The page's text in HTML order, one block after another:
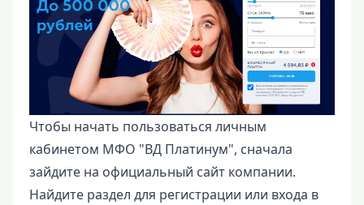
Чтобы начать пользоваться личным
кабинетом МФО "ВД Платинум", сначала
зайдите на официальный сайт компании.
Найдите раздел для регистрации или входа в